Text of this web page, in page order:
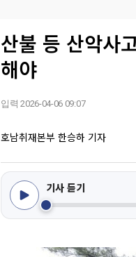
산불 등 산악사
해야
입력 2026-04-06 09:07
호남취재본부 한승하 기자
기사 듣기